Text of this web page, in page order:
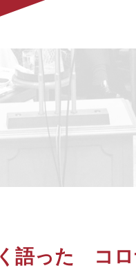
語った コ